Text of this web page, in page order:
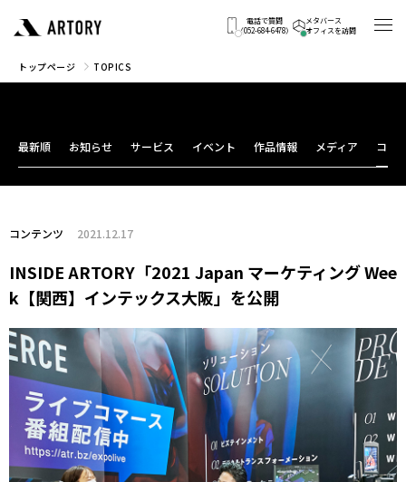
電話で質問
（052-684-6478）
メタバース
オフィスを訪問
トップページ TOPICS
最新順 お知らせ サービス イベント 作品情報 メディア コン
コンテンツ 2021.12.17
INSIDE ARTORY「2021 Japan マーケティング Wee
k【関西】インテックス大阪」を公開